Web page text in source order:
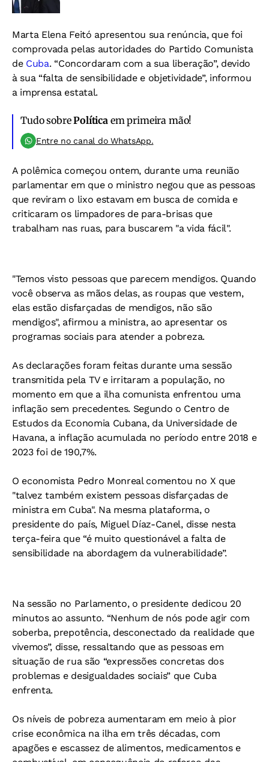
Marta Elena Feitó apresentou sua renúncia, que foi
comprovada pelas autoridades do Partido Comunista
de Cuba. “Concordaram com a sua liberação”, devido
à sua “falta de sensibilidade e objetividade”, informou
a imprensa estatal.
Tudo sobrePolíticaem primeira mão!
Entre no canal do WhatsApp.
A polêmica começou ontem, durante uma reunião
parlamentar em que o ministro negou que as pessoas
que reviram o lixo estavam em busca de comida e
criticaram os limpadores de para-brisas que
trabalham nas ruas, para buscarem "a vida fácil".
"Temos visto pessoas que parecem mendigos. Quando
você observa as mãos delas, as roupas que vestem,
elas estão disfarçadas de mendigos, não são
mendigos", afirmou a ministra, ao apresentar os
programas sociais para atender a pobreza.
As declarações foram feitas durante uma sessão
transmitida pela TV e irritaram a população, no
momento em que a ilha comunista enfrentou uma
inflação sem precedentes. Segundo o Centro de
Estudos da Economia Cubana, da Universidade de
Havana, a inflação acumulada no período entre 2018 e
2023 foi de 190,7%.
O economista Pedro Monreal comentou no X que
"talvez também existem pessoas disfarçadas de
ministra em Cuba". Na mesma plataforma, o
presidente do país, Miguel Díaz-Canel, disse nesta
terça-feira que “é muito questionável a falta de
sensibilidade na abordagem da vulnerabilidade”.
Na sessão no Parlamento, o presidente dedicou 20
minutos ao assunto. “Nenhum de nós pode agir com
soberba, prepotência, desconectado da realidade que
vivemos”, disse, ressaltando que as pessoas em
situação de rua são “expressões concretas dos
problemas e desigualdades sociais” que Cuba
enfrenta.
Os níveis de pobreza aumentaram em meio à pior
crise econômica na ilha em três décadas, com
apagões e escassez de alimentos, medicamentos e